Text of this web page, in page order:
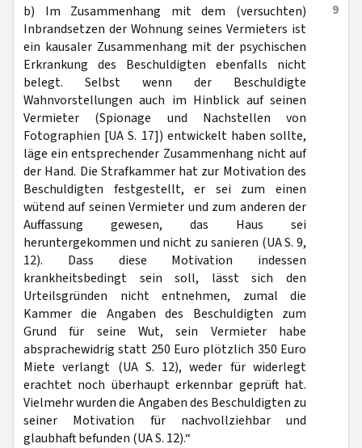
9
b) Im Zusammenhang mit dem (versuchten)
Inbrandsetzen der Wohnung seines Vermieters ist
ein kausaler Zusammenhang mit der psychischen
Erkrankung des Beschuldigten ebenfalls nicht
belegt. Selbst wenn der Beschuldigte
Wahnvorstellungen auch im Hinblick auf seinen
Vermieter (Spionage und Nachstellen von
Fotographien [UA S. 17]) entwickelt haben sollte,
läge ein entsprechender Zusammenhang nicht auf
der Hand. Die Strafkammer hat zur Motivation des
Beschuldigten festgestellt, er sei zum einen
wütend auf seinen Vermieter und zum anderen der
Auffassung gewesen, das Haus sei
heruntergekommen und nicht zu sanieren (UA S. 9,
12). Dass diese Motivation indessen
krankheitsbedingt sein soll, lässt sich den
Urteilsgründen nicht entnehmen, zumal die
Kammer die Angaben des Beschuldigten zum
Grund für seine Wut, sein Vermieter habe
absprachewidrig statt 250 Euro plötzlich 350 Euro
Miete verlangt (UA S. 12), weder für widerlegt
erachtet noch überhaupt erkennbar geprüft hat.
Vielmehr wurden die Angaben des Beschuldigten zu
seiner Motivation für nachvollziehbar und
glaubhaft befunden (UA S. 12).“